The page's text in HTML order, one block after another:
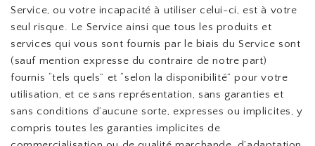
Service, ou votre incapacité à utiliser celui-ci, est à votre
seul risque. Le Service ainsi que tous les produits et
services qui vous sont fournis par le biais du Service sont
(sauf mention expresse du contraire de notre part)
fournis “tels quels” et “selon la disponibilité” pour votre
utilisation, et ce sans représentation, sans garanties et
sans conditions d’aucune sorte, expresses ou implicites, y
compris toutes les garanties implicites de